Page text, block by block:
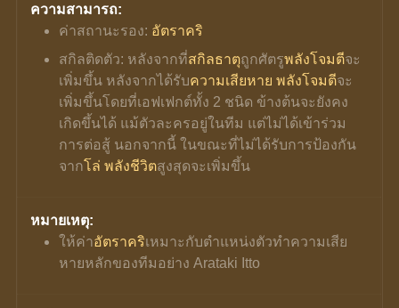
ความสามารถ:
ค่าสถานะรอง: อัตราคริ
สกิลติดตัว: หลังจากที่สกิลธาตุถูกศัตรูพลังโจมตีจะ
เพิ่มขึ้น หลังจากได้รับความเสียหาย พลังโจมตีจะ
เพิ่มขึ้นโดยที่เอฟเฟกต์ทั้ง 2 ชนิด ข้างต้นจะยังคง
เกิดขึ้นได้ แม้ตัวละครอยู่ในทีม แต่ไม่ได้เข้าร่วม
การต่อสู้ นอกจากนี้ ในขณะที่ไม่ได้รับการป้องกัน
จากโล่ พลังชีวิตสูงสุดจะเพิ่มขึ้น
หมายเหตุ:
ให้ค่าอัตราคริเหมาะกับตำแหน่งตัวทำความเสีย
หายหลักของทีมอย่าง Arataki Itto